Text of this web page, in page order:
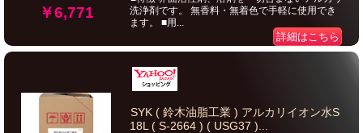
￥6,771
洗浄剤です。 無香料・無着色で手軽に使用でき
ます。 ■用...
詳細はこちら
SYK ( 鈴木油脂工業 ) アルカリイオン水S
18L ( S-2664 ) ( USG37 )...